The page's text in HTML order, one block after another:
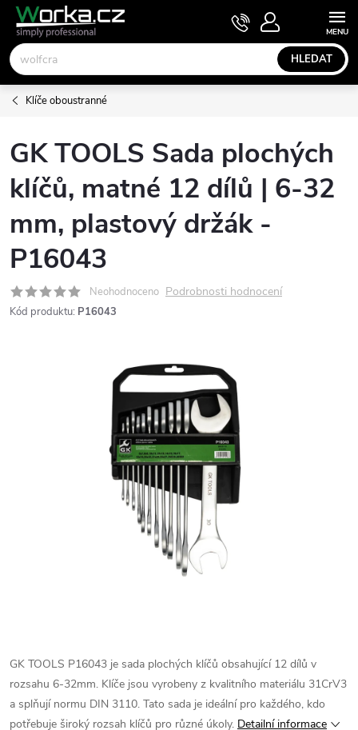
Přejít
obsah
HLEDAT
NÁKUPNÍ
KOŠÍK
Klíče oboustranné
GK TOOLS Sada plochých
klíčů, matné 12 dílů | 6-32
mm, plastový držák -
P16043
Neohodnoceno Podrobnosti hodnocení
Kód produktu: P16043
GK TOOLS P16043 je sada plochých klíčů obsahující 12 dílů v
rozsahu 6-32mm. Klíče jsou vyrobeny z kvalitního materiálu 31CrV3
a splňují normu DIN 3110. Tato sada je ideální pro každého, kdo
potřebuje široký rozsah klíčů pro různé úkoly. Detailní informace